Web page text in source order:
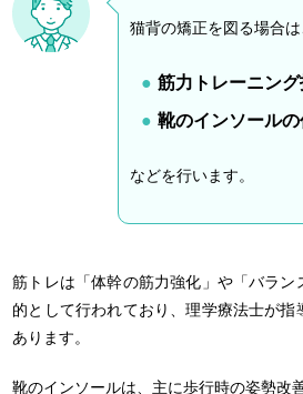
猫背の矯正を図る場合は
筋力トレーニン
靴のインソール
などを行います。
筋トレは「体幹の筋力強化」や「バラン
的として行われており、理学療法士が指
あります。
靴のインソールは、主に歩行時の姿勢改